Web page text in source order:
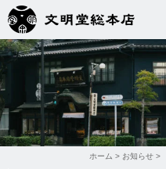
ホーム > お知らせ >